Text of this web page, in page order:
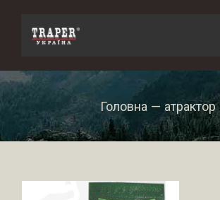
content
Головна — атрактор